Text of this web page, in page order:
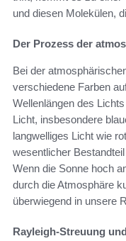
und diesen Molekülen,
Der Prozess der
Bei der
verschiedene Farben
Wellenlängen des
Licht, insbesondere
langwelliges Licht wie
wesentlicher
Wenn die Sonne hoch
durch die Atmosphäre
überwiegend in unsere
Rayleigh-Streuung